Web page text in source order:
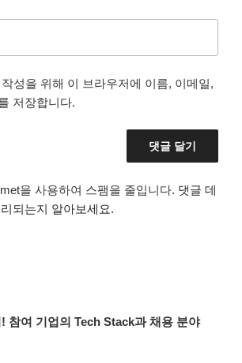
성을 위해 이 브라우저에 이름, 이메일,
저장합니다.
을 사용하여 스팸을 줄입니다. 댓글 데
되는지 알아보세요.
참여 기업의 Tech Stack과 채용 분야